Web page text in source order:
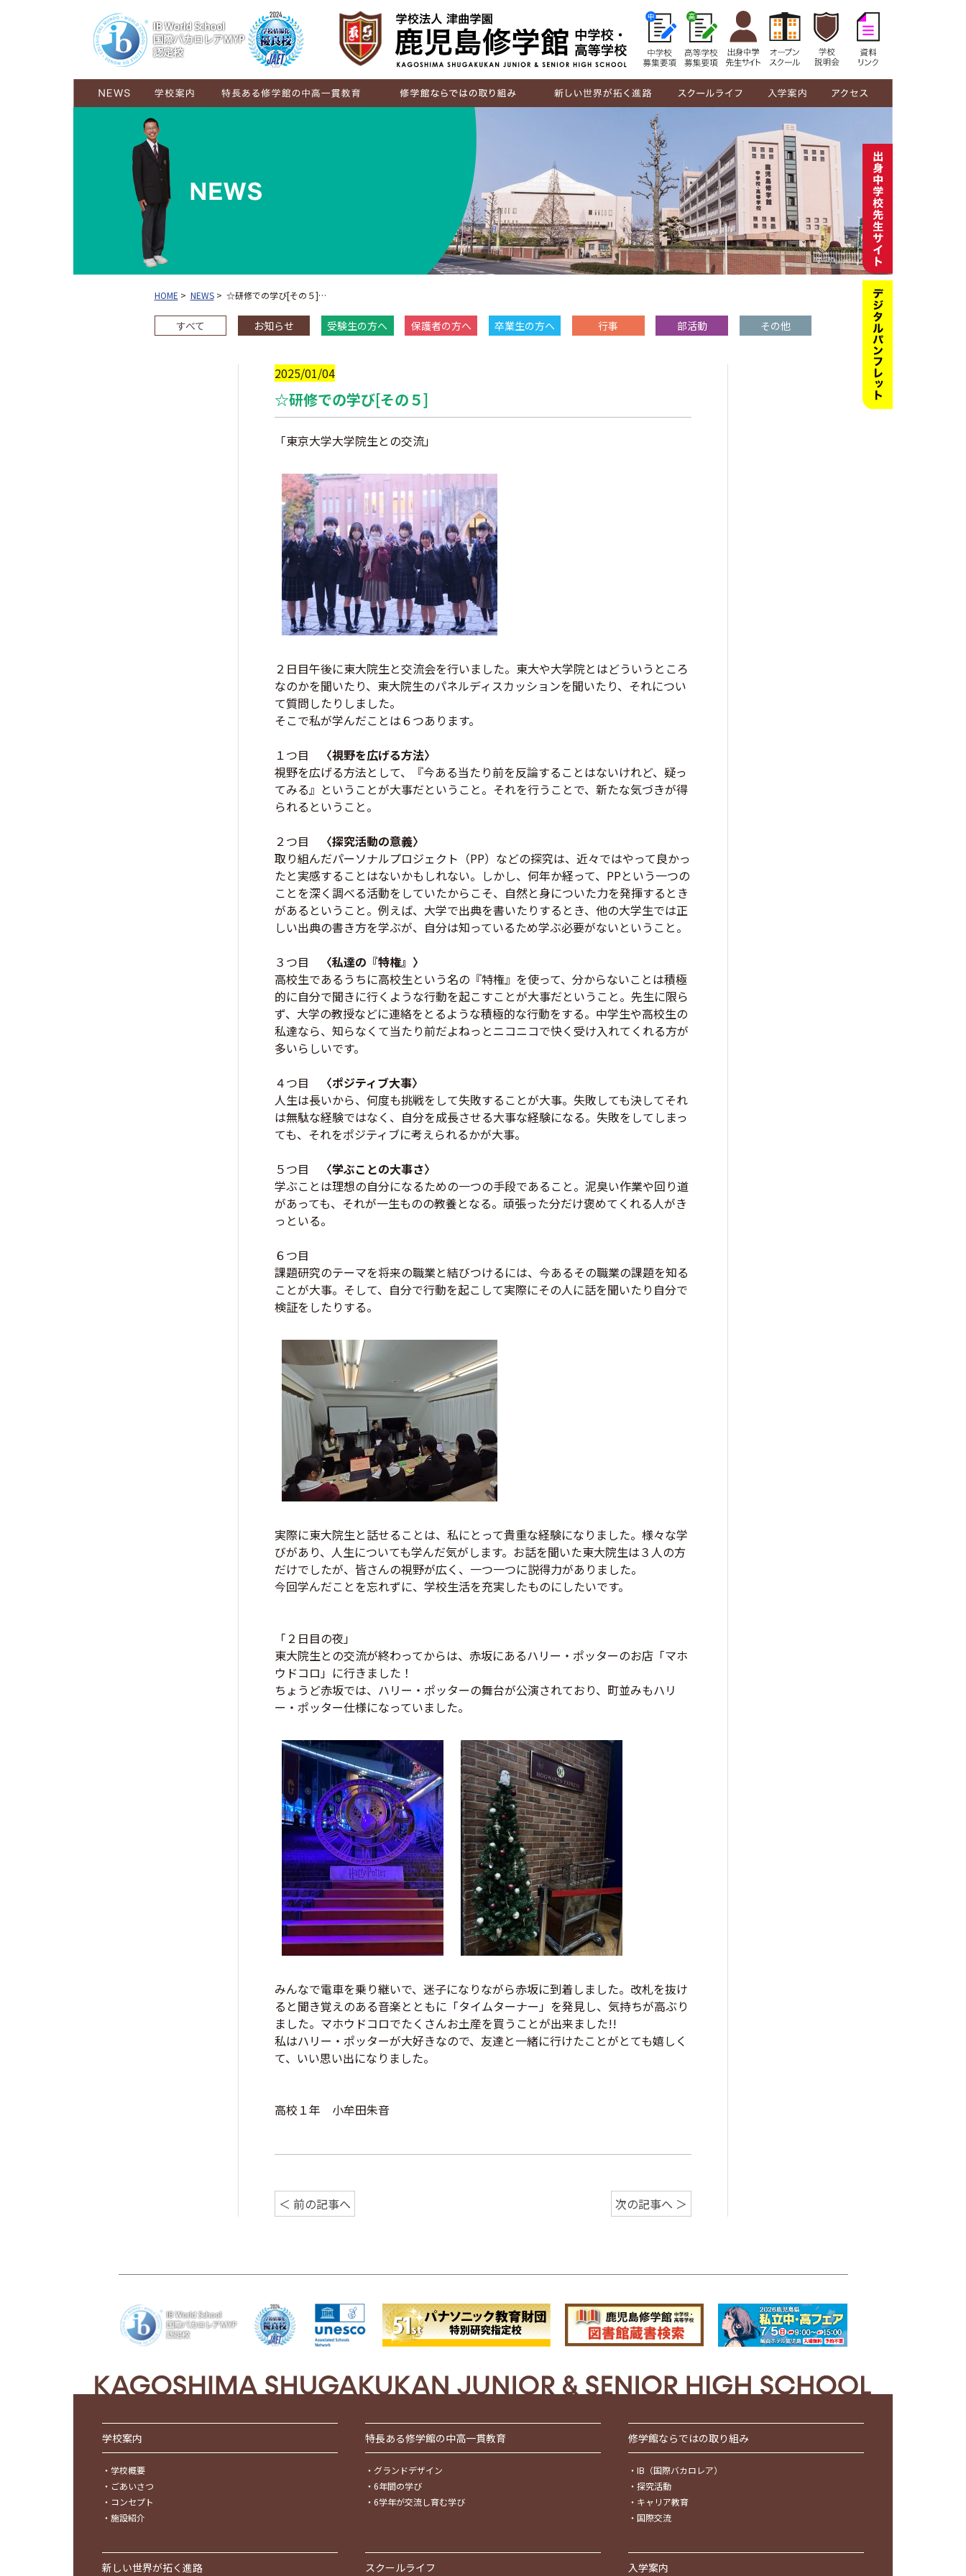
学校概要
ごあいさつ
コンセプト
施設紹介 修学館生の1日
年間行事
部活動紹介
制服紹介
在校生の声
教員メッセージ
HOME > NEWS> ☆研修での学び[その５]…
すべて お知らせ 受験生の方へ 保護者の方へ 卒業生の方へ 行事 部活動 その他
2025/01/04
☆研修での学び[その５]
「東京大学大学院生との交流」
２日目午後に東大院生と交流会を行いました。東大や大学院とはどういうところ
なのかを聞いたり、東大院生のパネルディスカッションを聞いたり、それについ
て質問したりしました。
そこで私が学んだことは６つあります。
１つ目
〈視野を広げる方法〉
視野を広げる方法として、『今ある当たり前を反論することはないけれど、疑っ
てみる』ということが大事だということ。それを行うことで、新たな気づきが得
られるということ。
２つ目
〈探究活動の意義〉
取り組んだパーソナルプロジェクト（PP）などの探究は、近々ではやって良かっ
たと実感することはないかもしれない。しかし、何年か経って、PPという一つの
ことを深く調べる活動をしていたからこそ、自然と身についた力を発揮するとき
があるということ。例えば、大学で出典を書いたりするとき、他の大学生では正
しい出典の書き方を学ぶが、自分は知っているため学ぶ必要がないということ。
３つ目
〈私達の『特権』〉
高校生であるうちに高校生という名の『特権』を使って、分からないことは積極
的に自分で聞きに行くような行動を起こすことが大事だということ。先生に限ら
ず、大学の教授などに連絡をとるような積極的な行動をする。中学生や高校生の
私達なら、知らなくて当たり前だよねっとニコニコで快く受け入れてくれる方が
多いらしいです。
４つ目
〈ポジティブ大事〉
人生は長いから、何度も挑戦をして失敗することが大事。失敗しても決してそれ
は無駄な経験ではなく、自分を成長させる大事な経験になる。失敗をしてしまっ
ても、それをポジティブに考えられるかが大事。
５つ目
〈学ぶことの大事さ〉
学ぶことは理想の自分になるための一つの手段であること。泥臭い作業や回り道
があっても、それが一生ものの教養となる。頑張った分だけ褒めてくれる人がき
っといる。
６つ目
課題研究のテーマを将来の職業と結びつけるには、今あるその職業の課題を知る
ことが大事。そして、自分で行動を起こして実際にその人に話を聞いたり自分で
検証をしたりする。
実際に東大院生と話せることは、私にとって貴重な経験になりました。様々な学
びがあり、人生についても学んだ気がします。お話を聞いた東大院生は３人の方
だけでしたが、皆さんの視野が広く、一つ一つに説得力がありました。
今回学んだことを忘れずに、学校生活を充実したものにしたいです。
「２日目の夜」
東大院生との交流が終わってからは、 赤坂にあるハリー・ポッターのお店 「マホ
ウドコロ」に行きました！
ちょうど赤坂では、ハリー・ポッターの舞台が公演されており、町並みもハリ
ー・ポッター仕様になっていました。
みんなで電車を乗り継いで、迷子になりながら赤坂に到着しました。改札を抜け
ると聞き覚えのある音楽とともに「タイムターナー」を発見し、気持ちが高ぶり
ました。マホウドコロでたくさんお土産を買うことが出来ました!!
私はハリー・ポッターが大好きなので、友達と一緒に行けたことがとても嬉しく
て、いい思い出になりました。
高校１年 小牟田朱音
＜ 前の記事へ 次の記事へ ＞
学校案内
・ 学校概要
・ ごあいさつ
・ コンセプト
・ 施設紹介
特長ある修学館の中高一貫教育
・ グランドデザイン
・ 6年間の学び
・ 6学年が交流し育む学び
修学館ならではの取り組み
・ IB（国際バカロレア）
・ 探究活動
・ キャリア教育
・ 国際交流
新しい世界が拓く進路 スクールライフ 入学案内